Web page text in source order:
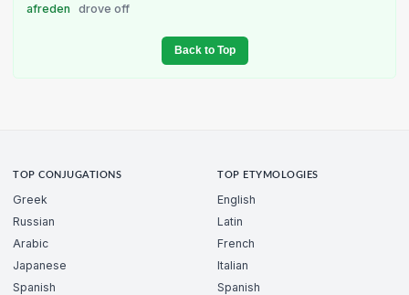
afreden
drove off
Back to Top
TOP CONJUGATIONS
Greek
Russian
Arabic
Japanese
Spanish
TOP ETYMOLOGIES
English
Latin
French
Italian
Spanish